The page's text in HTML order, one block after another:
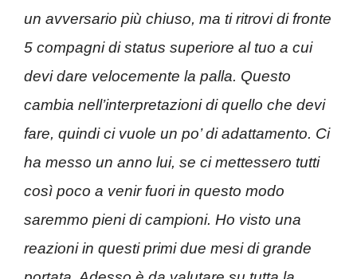
un avversario più chiuso, ma ti ritrovi di fronte
5 compagni di status superiore al tuo a cui
devi dare velocemente la palla. Questo
cambia nell’interpretazioni di quello che devi
fare, quindi ci vuole un po’ di adattamento. Ci
ha messo un anno lui, se ci mettessero tutti
così poco a venir fuori in questo modo
saremmo pieni di campioni. Ho visto una
reazioni in questi primi due mesi di grande